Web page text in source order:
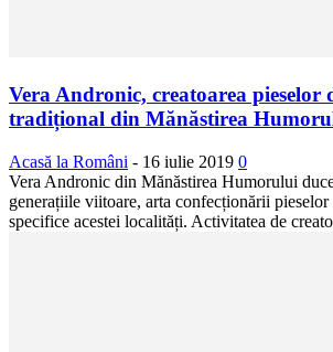
Vera Andronic, creatoarea pieselor
tradițional din Mănăstirea
Acasă la Români - 16 iulie 2019 0
Vera Andronic din Mănăstirea Humorului
generațiile viitoare, arta confecționării
specifice acestei localități. Activitatea de